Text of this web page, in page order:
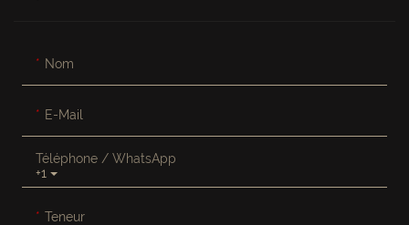
Nom
E-Mail
+1
Téléphone / WhatsApp
Teneur